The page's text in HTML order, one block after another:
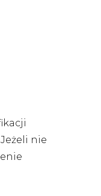
nie